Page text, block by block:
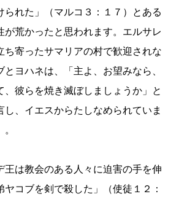
られた」（マルコ３：１７）とある
が荒かったと思われます。エルサレ
ち寄ったサマリアの村で歓迎されな
ヨハネは、「主よ、お望みなら、
、彼らを焼き滅ぼしましょうか」と
し、イエスからたしなめられていま
王は教会のある人々に迫害の手を伸
ヤコブを剣で殺した」（使徒１２：